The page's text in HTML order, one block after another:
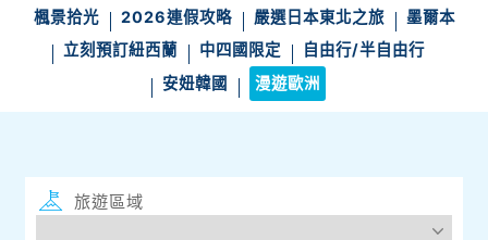
楓景拾光 2026連假攻略 嚴選日本東北之旅
墨爾本
立刻預訂紐西蘭
中四國限定
自由行/半自由行
安妞韓國
漫遊歐洲
旅遊區域